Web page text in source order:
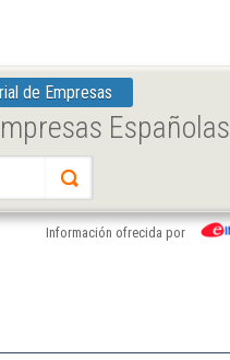
de Empresas
Españolas
Información ofrecida por